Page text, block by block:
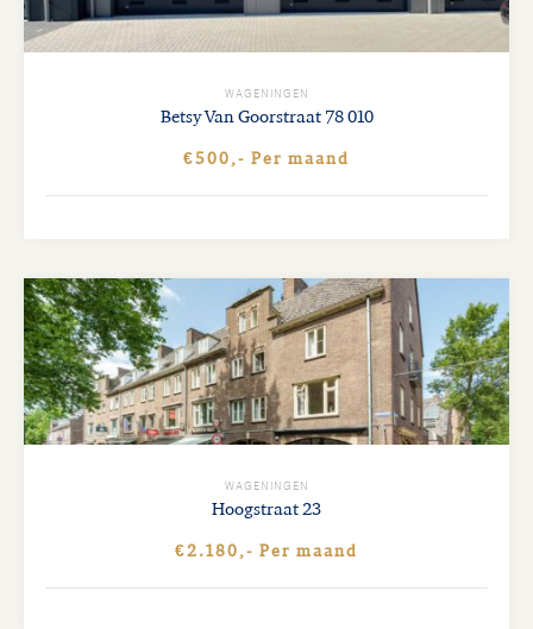
WAGENINGEN
Betsy Van Goorstraat78 010
€500,- Per maand
WAGENINGEN
Hoogstraat23
€2.180,- Per maand